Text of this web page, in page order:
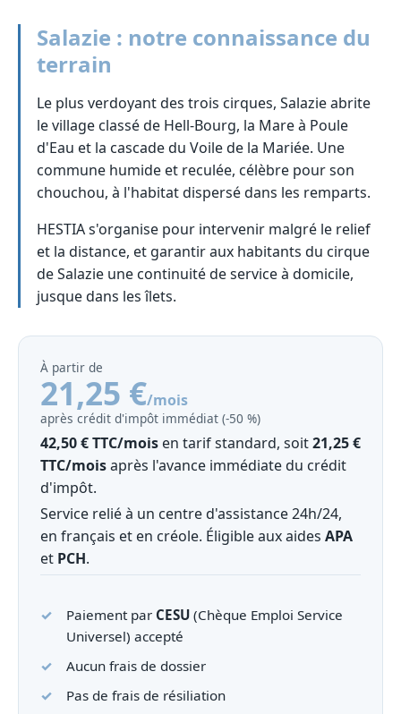
Salazie : notre connaissance du
terrain
Le plus verdoyant des trois cirques, Salazie abrite
le village classé de Hell-Bourg, la Mare à Poule
d'Eau et la cascade du Voile de la Mariée. Une
commune humide et reculée, célèbre pour son
chouchou, à l'habitat dispersé dans les remparts.
HESTIA s'organise pour intervenir malgré le relief
et la distance, et garantir aux habitants du cirque
de Salazie une continuité de service à domicile,
jusque dans les îlets.
À partir de
21,25 €/mois
après crédit d'impôt immédiat (‑50 %)
42,50 € TTC/mois en tarif standard, soit21,25 €
TTC/moisaprès l'avance immédiate du crédit
d'impôt.
Service relié à un centre d'assistance 24h/24,
en français et en créole. Éligible aux aides APA
et PCH.
Paiement par CESU(Chèque Emploi Service
Universel) accepté
Aucun frais de dossier
Pas de frais de résiliation